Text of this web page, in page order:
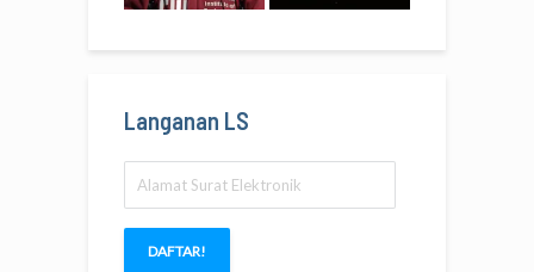
Langanan LS
Surat
Elektronik
DAFTAR!